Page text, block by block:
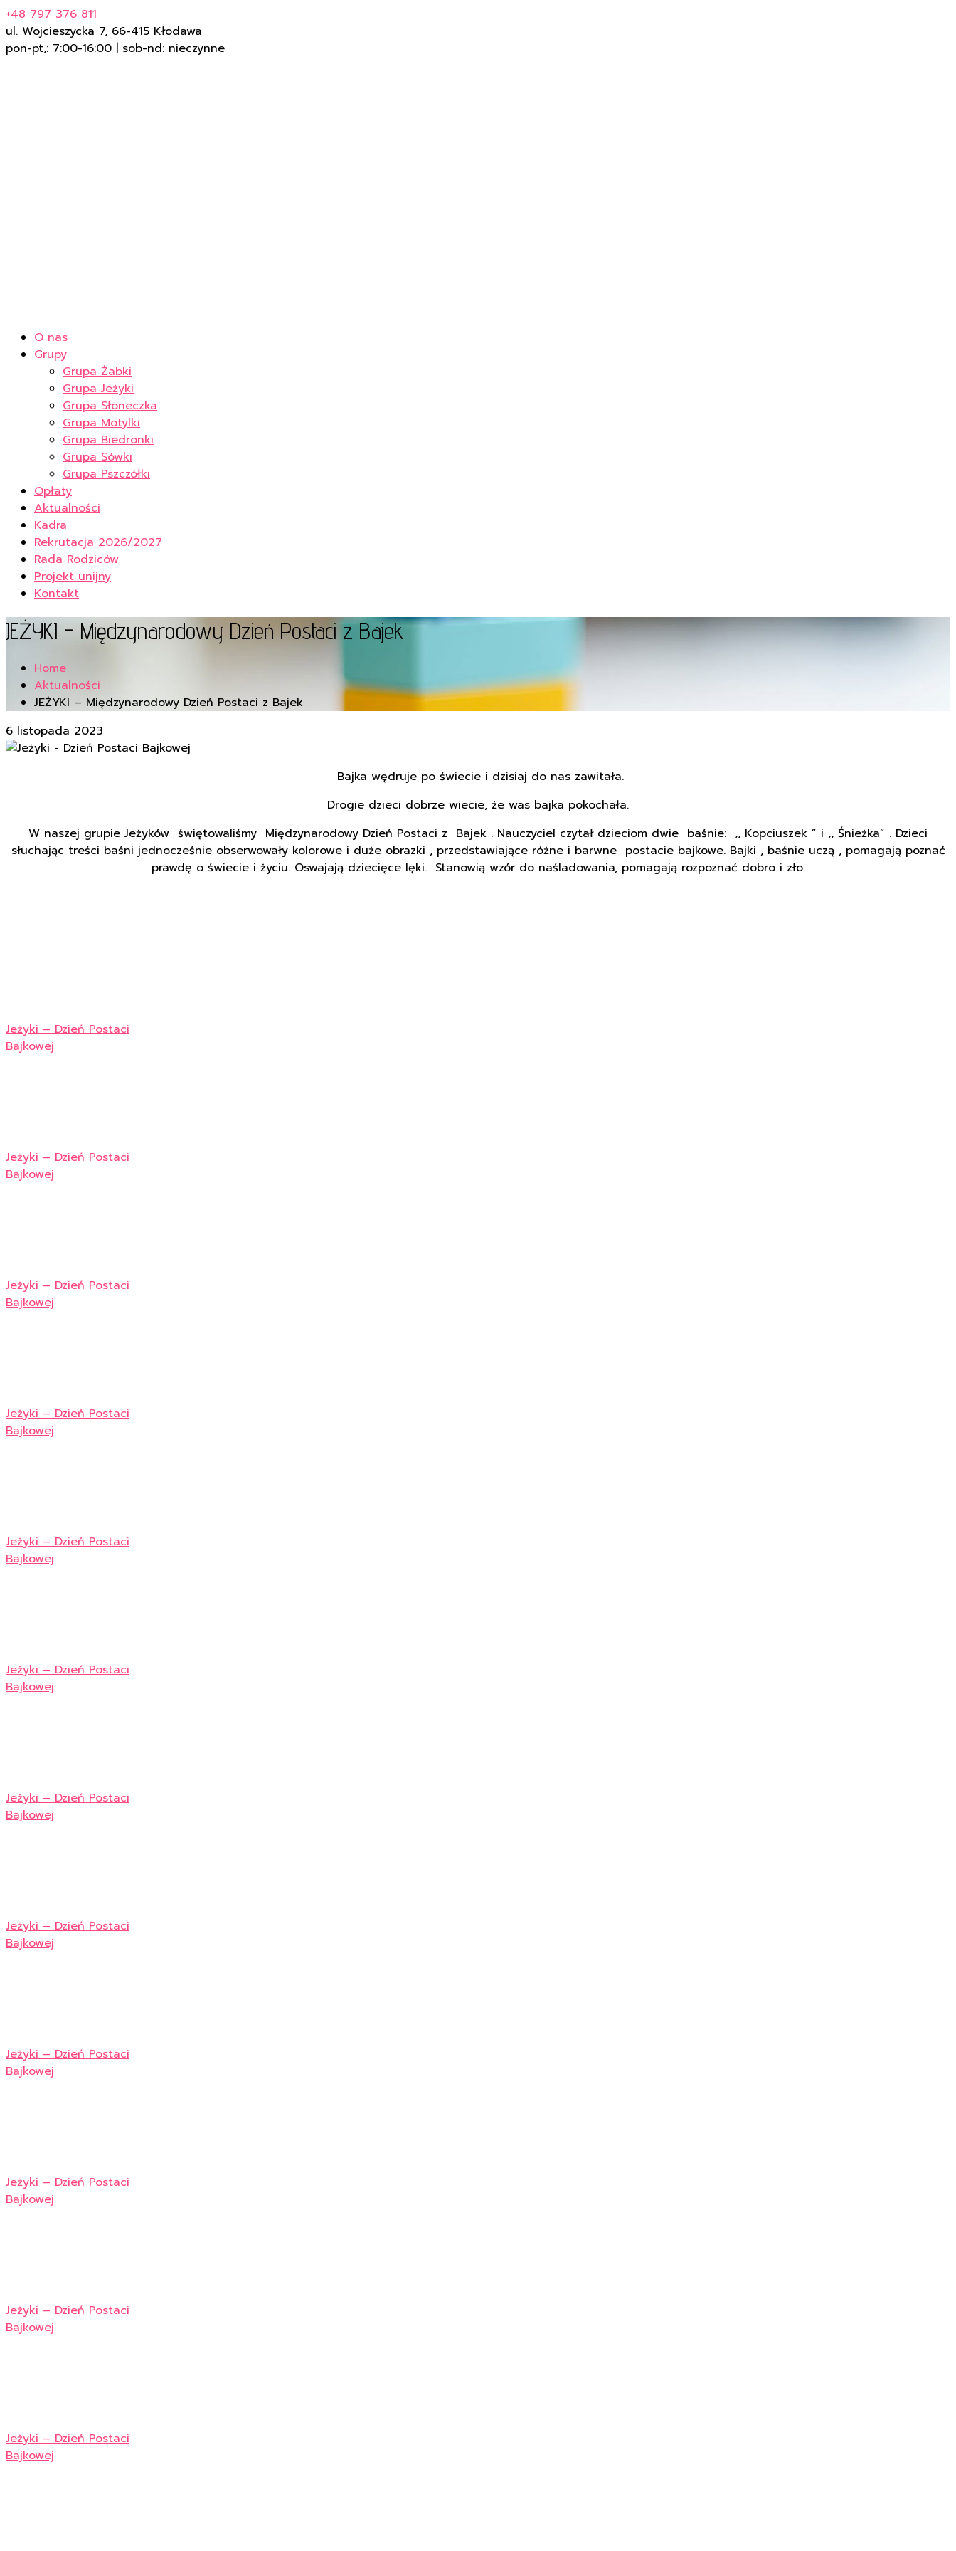
+48 797 376 811
ul. Wojcieszycka 7, 66-415 Kłodawa
pon-pt,: 7:00-16:00 | sob-nd: nieczynne
O nas
Grupy
Grupa Żabki
Grupa Jeżyki
Grupa Słoneczka
Grupa Motylki
Grupa Biedronki
Grupa Sówki
Grupa Pszczółki
Opłaty
Aktualności
Kadra
Rekrutacja 2026/2027
Rada Rodziców
Projekt unijny
Kontakt
JEŻYKI – Międzynarodowy Dzień Postaci z Bajek
Home
Aktualności
JEŻYKI – Międzynarodowy Dzień Postaci z Bajek
6 listopada 2023
Bajka wędruje po świecie i dzisiaj do nas zawitała.
Drogie dzieci dobrze wiecie, że was bajka pokochała.
W naszej grupie Jeżyków świętowaliśmy Międzynarodowy Dzień Postaci z Bajek . Nauczyciel czytał dzieciom dwie baśnie: ,, Kopciuszek ” i ,, Śnieżka” . Dzieci
słuchając treści baśni jednocześnie obserwowały kolorowe i duże obrazki , przedstawiające różne i barwne postacie bajkowe. Bajki , baśnie uczą , pomagają poznać
prawdę o świecie i życiu. Oswajają dziecięce lęki. Stanowią wzór do naśladowania, pomagają rozpoznać dobro i zło.
Jeżyki – Dzień Postaci
Bajkowej
Jeżyki – Dzień Postaci
Bajkowej
Jeżyki – Dzień Postaci
Bajkowej
Jeżyki – Dzień Postaci
Bajkowej
Jeżyki – Dzień Postaci
Bajkowej
Jeżyki – Dzień Postaci
Bajkowej
Jeżyki – Dzień Postaci
Bajkowej
Jeżyki – Dzień Postaci
Bajkowej
Jeżyki – Dzień Postaci
Bajkowej
Jeżyki – Dzień Postaci
Bajkowej
Jeżyki – Dzień Postaci
Bajkowej
Jeżyki – Dzień Postaci
Bajkowej